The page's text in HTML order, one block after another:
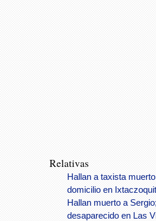
Relativas
Hallan a taxista
domicilio en
Hallan muerto a
desaparecido en Las